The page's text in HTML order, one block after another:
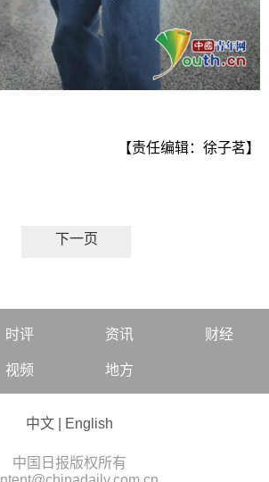
【责任编辑：徐子茗】
下一页
时评 资讯 财经
视频 地方
中文 English
中国日报版权所有